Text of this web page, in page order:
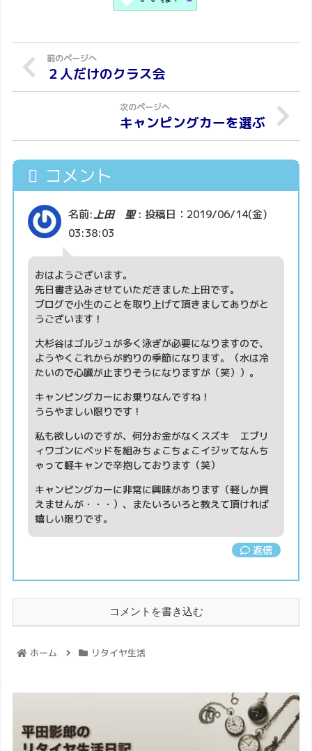
２人だけのクラス会
キャンピングカーを選ぶ
コメント
名前:上田 聖: 投稿日：2019/06/14(金)
03:38:03
おはようございます。
先日書き込みさせていただきました上田です。
ブログで小生のことを取り上げて頂きましてありがと
うございます！
大杉谷はゴルジュが多く泳ぎが必要になりますので、
ようやくこれからが釣りの季節になります。（水は冷
たいので心臓が止まりそうになりますが（笑））。
キャンピングカーにお乗りなんですね！
うらやましい限りです！
私も欲しいのですが、何分お金がなくスズキ エブリ
ィワゴンにベッドを組みちょこちょこイジッてなんち
ゃって軽キャンで辛抱しております（笑）
キャンピングカーに非常に興味があります（軽しか買
えませんが・・・）、またいろいろと教えて頂ければ
嬉しい限りです。
返信
コメントを書き込む
ホーム リタイヤ生活